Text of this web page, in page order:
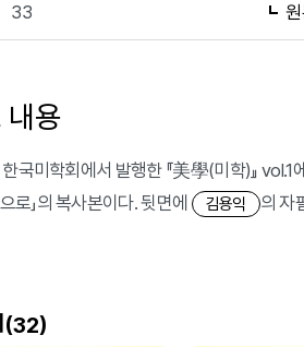
33
내용
국미학회에서 발행한 『美學(미학)』
로」의 복사본이다. 뒷면에
김용익 의 자
(32)